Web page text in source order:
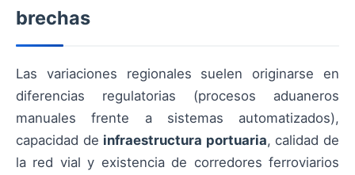
brechas
Las variaciones regionales suelen originarse en
diferencias regulatorias (procesos aduaneros
manuales frente a sistemas automatizados),
capacidad de infraestructura portuaria, calidad de
la red vial y existencia de corredores ferroviarios